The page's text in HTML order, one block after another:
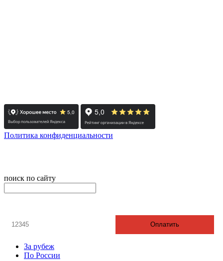
Политика конфиденциальности
поиск по сайту
Оплатить
За рубеж
По России